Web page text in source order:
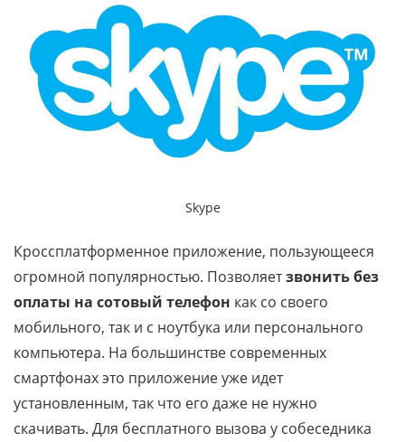
Skype
Кроссплатформенное приложение, пользующееся
огромной популярностью. Позволяетзвонить без
оплаты на сотовый телефон как со своего
мобильного, так и с ноутбука или персонального
компьютера. На большинстве современных
смартфонах это приложение уже идет
установленным, так что его даже не нужно
скачивать. Для бесплатного вызова у собеседника